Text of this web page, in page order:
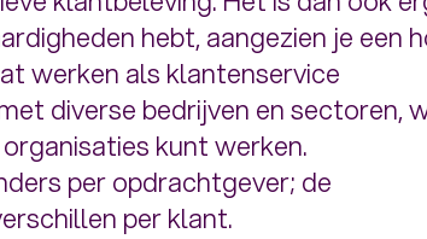
hebt, aangezien je een
werken als klantenservice
diverse bedrijven en sectoren,
kunt werken.
per opdrachtgever; de
per klant.